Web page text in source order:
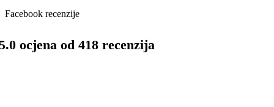
Facebook recenzije
ocjena od 418 recenzija